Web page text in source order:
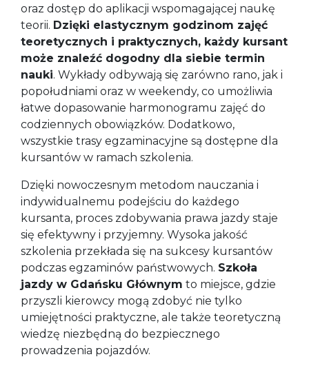
oraz dostęp do aplikacji wspomagającej naukę
teorii. Dzięki elastycznym godzinom zajęć
teoretycznych i praktycznych, każdy kursant
może znaleźć dogodny dla siebie termin
nauki. Wykłady odbywają się zarówno rano, jak i
popołudniami oraz w weekendy, co umożliwia
łatwe dopasowanie harmonogramu zajęć do
codziennych obowiązków. Dodatkowo,
wszystkie trasy egzaminacyjne są dostępne dla
kursantów w ramach szkolenia.
Dzięki nowoczesnym metodom nauczania i
indywidualnemu podejściu do każdego
kursanta, proces zdobywania prawa jazdy staje
się efektywny i przyjemny. Wysoka jakość
szkolenia przekłada się na sukcesy kursantów
podczas egzaminów państwowych. Szkoła
jazdy w Gdańsku Głównym to miejsce, gdzie
przyszli kierowcy mogą zdobyć nie tylko
umiejętności praktyczne, ale także teoretyczną
wiedzę niezbędną do bezpiecznego
prowadzenia pojazdów.